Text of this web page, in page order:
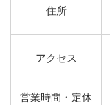
住所
アクセス
営業時間・定休